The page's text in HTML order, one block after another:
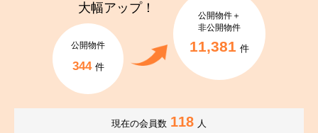
大幅アップ！
公開物件
344 件
公開物件＋
非公開物件
11,381 件
現在の会員数 118 人